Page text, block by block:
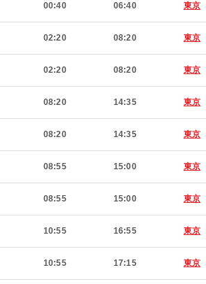
00:40 06:40 東京
02:20 08:20 東京
02:20 08:20 東京
08:20 14:35 東京
08:20 14:35 東京
08:55 15:00 東京
08:55 15:00 東京
10:55 16:55 東京
10:55 17:15 東京